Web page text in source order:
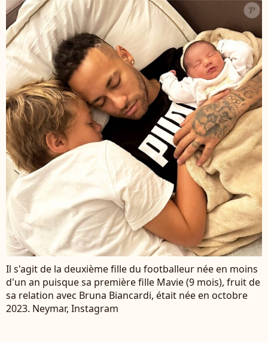
Il s'agit de la deuxième fille du footballeur née en moins
d'un an puisque sa première fille Mavie (9 mois), fruit de
sa relation avec Bruna Biancardi, était née en octobre
2023. Neymar, Instagram